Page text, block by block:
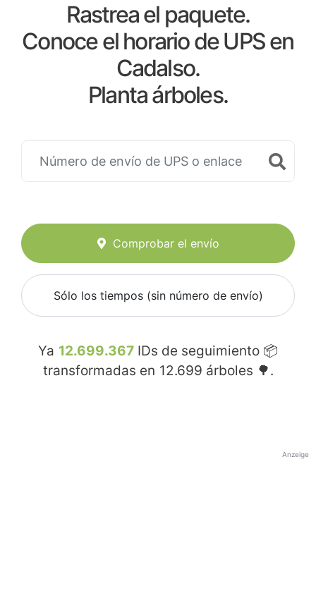
Rastrea el paquete.
Conoce el horario de UPS en
Cadalso.
Planta árboles.
Comprobar el envío
Sólo los tiempos (sin número de envío)
Ya 12.699.367 IDs de seguimiento 📦
transformadas en 12.699 árboles 🌳.
Anzeige